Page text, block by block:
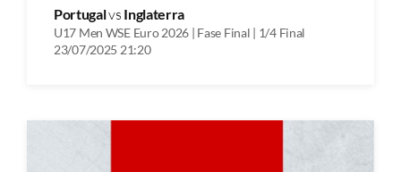
Portugalvs Inglaterra
U17 Men WSE Euro 2026 | Fase Final | 1/4 Final
23/07/2025 21:20